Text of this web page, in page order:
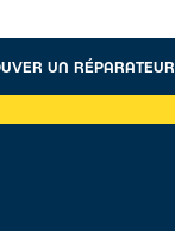
UN RÉPARATEUR